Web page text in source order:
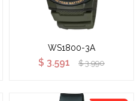
WS1800-3A
$ 3.591 $ 3.990